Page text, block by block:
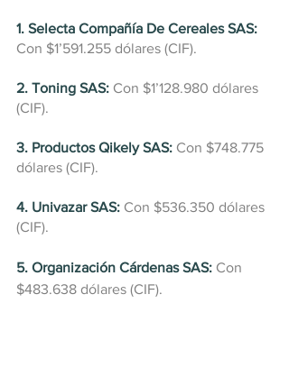
1. Selecta Compañía De Cereales SAS:
Con $1’591.255 dólares (CIF).
2. Toning SAS: Con $1’128.980 dólares
(CIF).
3. Productos Qikely SAS: Con $748.775
dólares (CIF).
4. Univazar SAS: Con $536.350 dólares
(CIF).
5. Organización Cárdenas SAS: Con
$483.638 dólares (CIF).